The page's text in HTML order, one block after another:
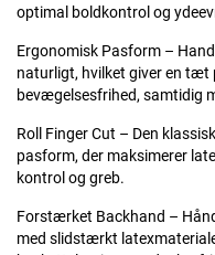
optimal boldkontrol og
Ergonomisk Pasform –
naturligt, hvilket giver en tæt
bevægelsesfrihed, samtidig
Roll Finger Cut – Den
pasform, der maksimerer
kontrol og greb.
Forstærket Backhand –
med slidstærkt